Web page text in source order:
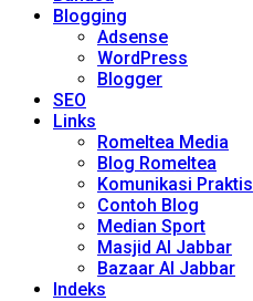
Blogging
Adsense
WordPress
Blogger
SEO
Links
Romeltea Media
Blog Romeltea
Komunikasi Praktis
Contoh Blog
Median Sport
Masjid Al Jabbar
Bazaar Al Jabbar
Indeks